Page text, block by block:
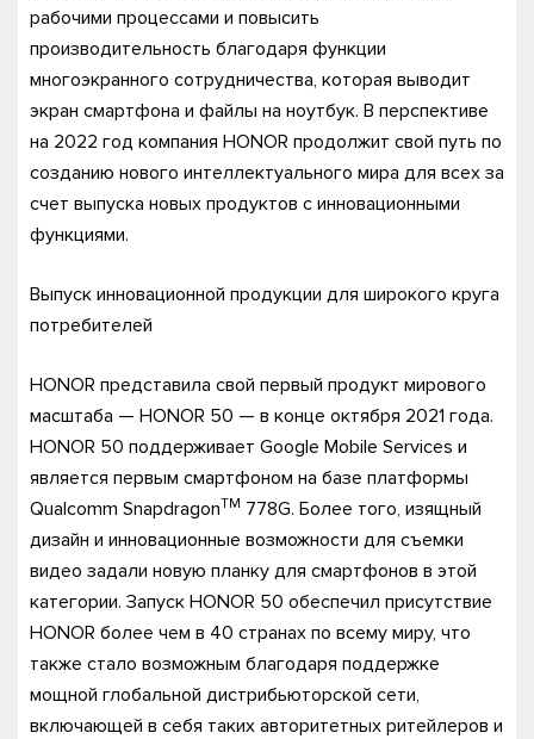
рабочими процессами и повысить
производительность благодаря функции
многоэкранного сотрудничества, которая выводит
экран смартфона и файлы на ноутбук. В перспективе
на 2022 год компания HONOR продолжит свой путь по
созданию нового интеллектуального мира для всех за
счет выпуска новых продуктов с инновационными
функциями.
Выпуск инновационной продукции для широкого круга
потребителей
HONOR представила свой первый продукт мирового
масштаба — HONOR 50 — в конце октября 2021 года.
HONOR 50 поддерживает Google Mobile Services и
является первым смартфоном на базе платформы
Qualcomm SnapdragonTM 778G. Более того, изящный
дизайн и инновационные возможности для съемки
видео задали новую планку для смартфонов в этой
категории. Запуск HONOR 50 обеспечил присутствие
HONOR более чем в 40 странах по всему миру, что
также стало возможным благодаря поддержке
мощной глобальной дистрибьюторской сети,
включающей в себя таких авторитетных ритейлеров и